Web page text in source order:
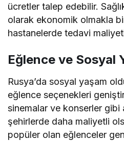
ücretler talep edebilir.
olarak ekonomik olmakla
hastanelerde tedavi
Eğlence ve Sosyal
Rusya’da sosyal yaşam
eğlence seçenekleri
sinemalar ve konserler
şehirlerde daha maliyetli
popüler olan eğlenceler